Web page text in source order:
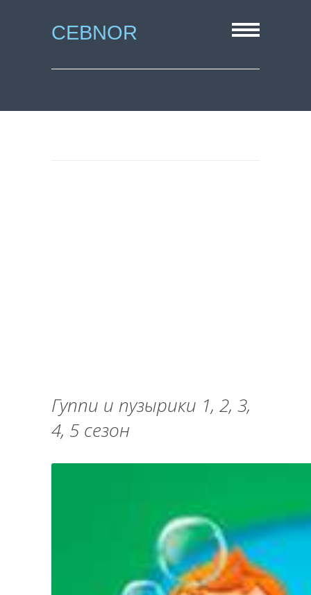
CEBNOR
Гуппи и пузырики 1, 2, 3,
4, 5 сезон